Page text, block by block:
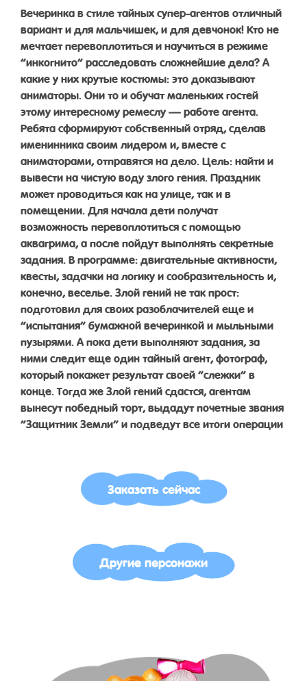
Вечеринка в стиле тайных супер-агентов отличный
вариант и для мальчишек, и для девчонок! Кто не
мечтает перевоплотиться и научиться в режиме
“инкогнито” расследовать сложнейшие дела? А
какие у них крутые костюмы: это доказывают
аниматоры. Они то и обучат маленьких гостей
этому интересному ремеслу — работе агента.
Ребята сформируют собственный отряд, сделав
именинника своим лидером и, вместе с
аниматорами, отправятся на дело. Цель: найти и
вывести на чистую воду злого гения. Праздник
может проводиться как на улице, так и в
помещении. Для начала дети получат
возможность перевоплотиться с помощью
аквагрима, а после пойдут выполнять секретные
задания. В программе: двигательные активности,
квесты, задачки на логику и сообразительность и,
конечно, веселье. Злой гений не так прост:
подготовил для своих разоблачителей еще и
“испытания” бумажной вечеринкой и мыльными
пузырями. А пока дети выполняют задания, за
ними следит еще один тайный агент, фотограф,
который покажет результат своей “слежки” в
конце. Тогда же Злой гений сдастся, агентам
вынесут победный торт, выдадут почетные звания
“Защитник Земли” и подведут все итоги операции
Заказать сейчас
Другие персонажи